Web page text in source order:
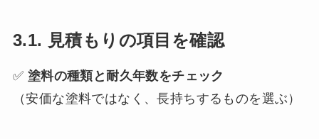
3.1. 見積もりの項目を確認
✅ 塗料の種類と耐久年数をチェック
（安価な塗料ではなく、長持ちするものを選ぶ）